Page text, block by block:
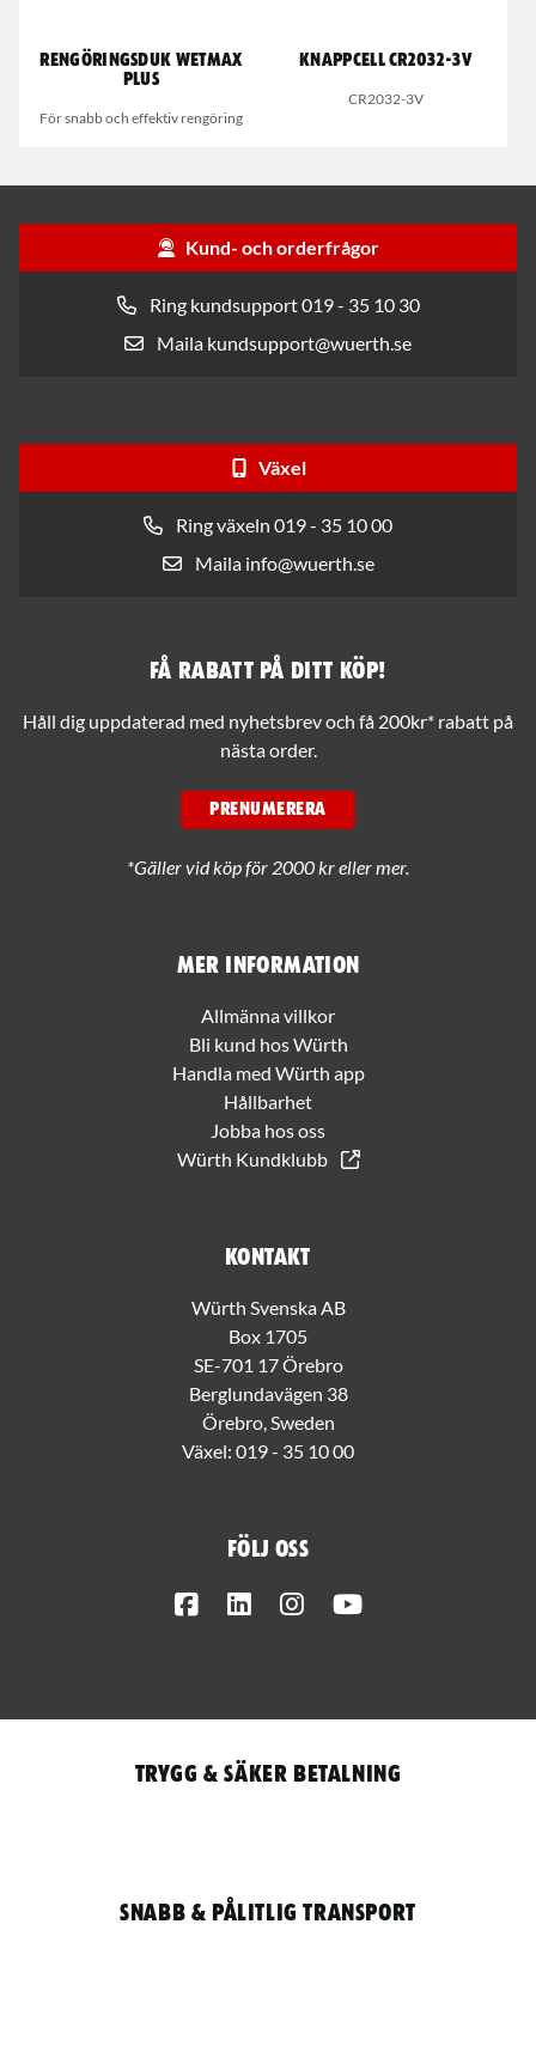
Rengöringsduk Wetmax
Plus
För snabb och effektiv rengöring
Knappcell CR2032-3V
CR2032-3V
Kund- och orderfrågor
Ring kundsupport 019 - 35 10 30
Maila kundsupport@wuerth.se
Växel
Ring växeln 019 - 35 10 00
Maila info@wuerth.se
Mer information
Allmänna villkor
Bli kund hos Würth
Handla med Würth app
Hållbarhet
Jobba hos oss
Würth Kundklubb
Kontakt
Würth Svenska AB
Box 1705
SE-701 17 Örebro
Berglundavägen 38
Örebro, Sweden
Växel: 019 - 35 10 00
Följ oss
FacebookLinkedInInstagram
Få rabatt på ditt köp!
Håll dig uppdaterad med nyhetsbrev och få 200kr* rabatt på
nästa order.
PRENUMERERA
*Gäller vid köp för 2000 kr eller mer.
Trygg & säker betalning
Snabb & pålitlig transport